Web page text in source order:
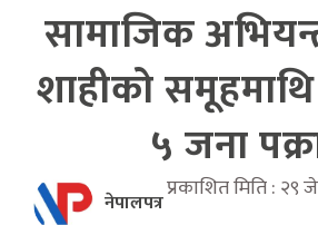
सामाजिक
शाहीको
५ जना
नेपालपत्रप्रकाशित मिति : २९